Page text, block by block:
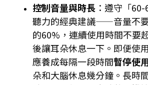
控制音量與時長 ：遵守「
聽力的經典建議——音量不
的60%，連續使用時間不要
後讓耳朵休息一下。即便使
應養成每隔一段時間暫停使
朵和大腦休息幾分鐘。長時